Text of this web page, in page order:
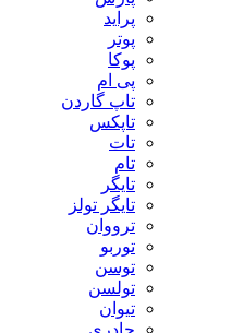
پراید
پوتر
پوکا
پی ام
تاپ گاردن
تاپکس
تات
تام
تایگر
تایگر تولز
ترووان
توربو
توسن
تولسن
تیوان
جادری